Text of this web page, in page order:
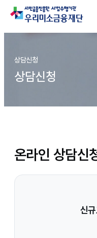
상담신청
상담신청
온라인 상담신
신